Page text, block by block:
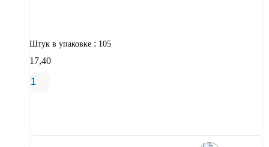
Штук в упаковке : 105
17,40